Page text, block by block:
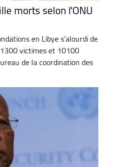
morts selon l'ONU
en Libye s’alourdi de
victimes et 10100
de la coordination des